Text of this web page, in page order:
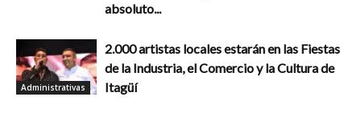
absoluto...
Administrativas
2.000 artistas locales estarán en las Fiestas
de la Industria, el Comercio y la Cultura de
Itagüí